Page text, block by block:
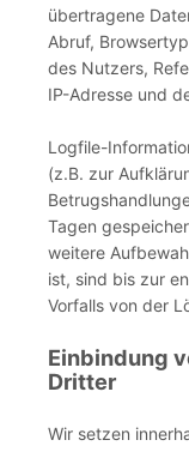
übertragene
Abruf,
des Nutzers,
IP-Adresse und
Logfile-
(z.B. zur
Tagen
weitere
ist, sind bis zur
Vorfalls von der
Einbindung
Dritter
Wir setzen